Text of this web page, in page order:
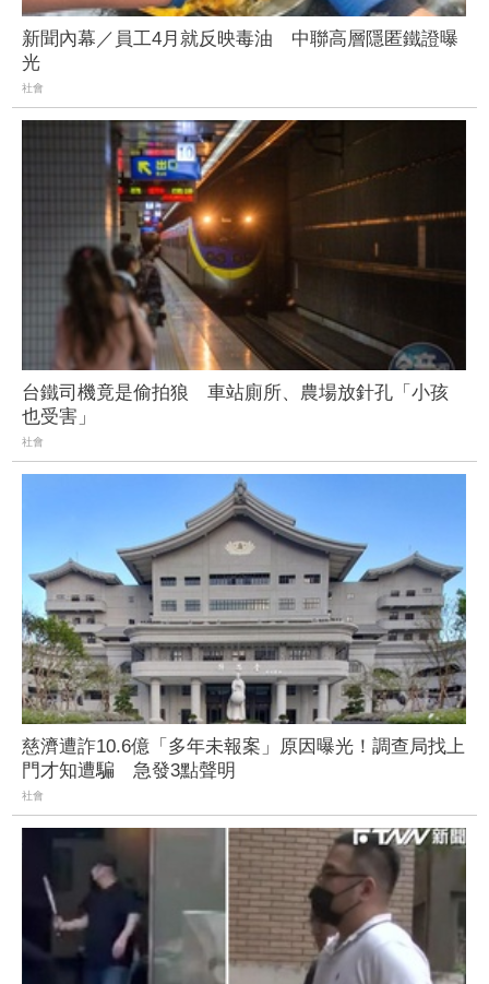
新聞內幕／員工4月就反映毒油 中聯高層隱匿鐵證曝
光
社會
台鐵司機竟是偷拍狼 車站廁所、農場放針孔「小孩
也受害」
社會
慈濟遭詐10.6億「多年未報案」原因曝光！調查局找上
門才知遭騙 急發3點聲明
社會